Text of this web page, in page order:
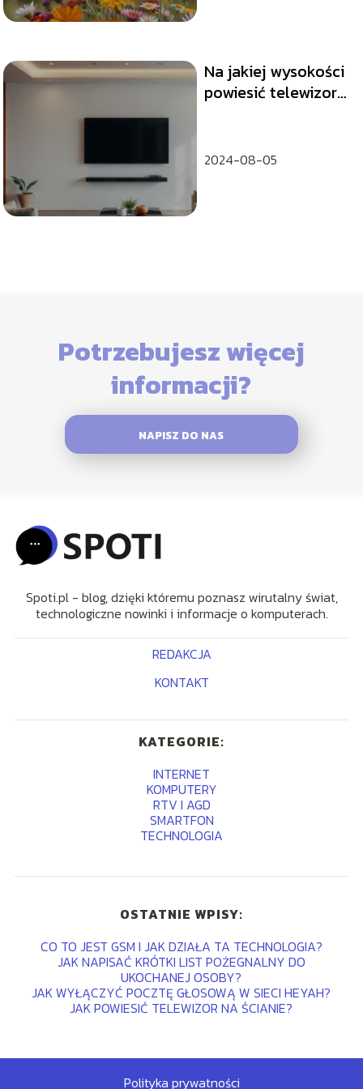
Na jakiej wysokości
powiesić telewizor
2024-08-05
Potrzebujesz więcej
informacji?
NAPISZ DO NAS
Spoti.pl - blog, dzięki któremu poznasz wirutalny świat,
technologiczne nowinki i informacje o komputerach.
REDAKCJA
KONTAKT
KATEGORIE:
INTERNET
KOMPUTERY
RTV I AGD
SMARTFON
TECHNOLOGIA
OSTATNIE WPISY:
CO TO JEST GSM I JAK DZIAŁA TA TECHNOLOGIA?
JAK NAPISAĆ KRÓTKI LIST POŻEGNALNY DO
UKOCHANEJ OSOBY?
JAK WYŁĄCZYĆ POCZTĘ GŁOSOWĄ W SIECI HEYAH?
JAK POWIESIĆ TELEWIZOR NA ŚCIANIE?
Polityka prywatności